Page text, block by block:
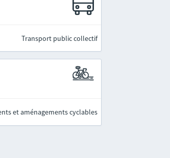
Transport public collectif
et aménagements cyclables